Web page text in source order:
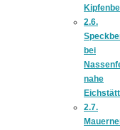
2.6.
bei
nahe
Eichstätt
2.7.